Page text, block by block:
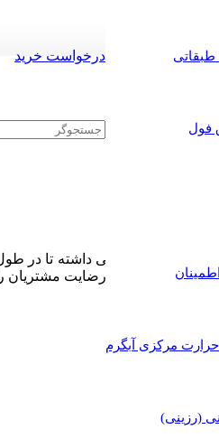
فول
مرکزی آبگرم
(رزینی)
درخواست خرید
مدار همواره سعی داشته تا در
بوده و بکار گیرد تا رضایت